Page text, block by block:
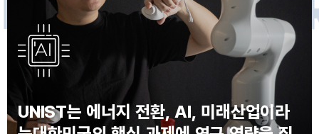
S
UNIST는 에너지 전환, AI, 미래산업이라